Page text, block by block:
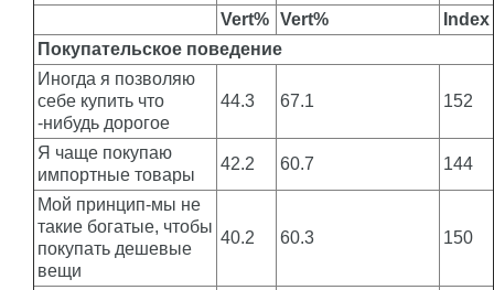
Vert% Vert%
Index
Покупательское поведение
Иногда я позволяю
себе купить что
-нибудь дорогое
44.3 67.1 152
Я чаще покупаю
импортные товары
42.2 60.7 144
Мой принцип-мы не
такие богатые, чтобы
покупать дешевые
вещи
40.2 60.3 150